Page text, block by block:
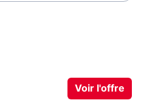
Voir l'offre